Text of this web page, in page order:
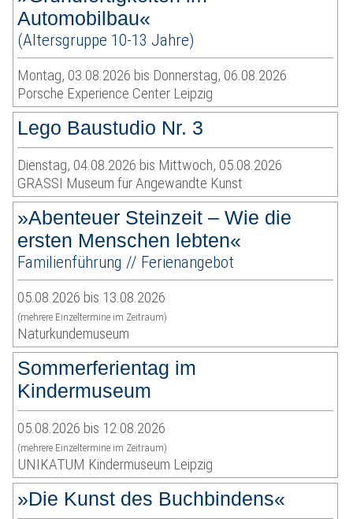
Automobilbau«
(Altersgruppe 10-13 Jahre)
Montag, 03.08.2026 bis Donnerstag, 06.08.2026
Porsche Experience Center Leipzig
Lego Baustudio Nr. 3
Dienstag, 04.08.2026 bis Mittwoch, 05.08.2026
GRASSI Museum für Angewandte Kunst
»Abenteuer Steinzeit – Wie die
ersten Menschen lebten«
Familienführung // Ferienangebot
05.08.2026 bis 13.08.2026
(mehrere Einzeltermine im Zeitraum)
Naturkundemuseum
Sommerferientag im
Kindermuseum
05.08.2026 bis 12.08.2026
(mehrere Einzeltermine im Zeitraum)
UNIKATUM Kindermuseum Leipzig
»Die Kunst des Buchbindens«